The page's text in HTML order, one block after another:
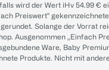
wird der Wert iHv 54.99 €
Preiswert"
Solange der Vorrat
Ausgenommen
Ware, Baby
Produkte. Nicht mit